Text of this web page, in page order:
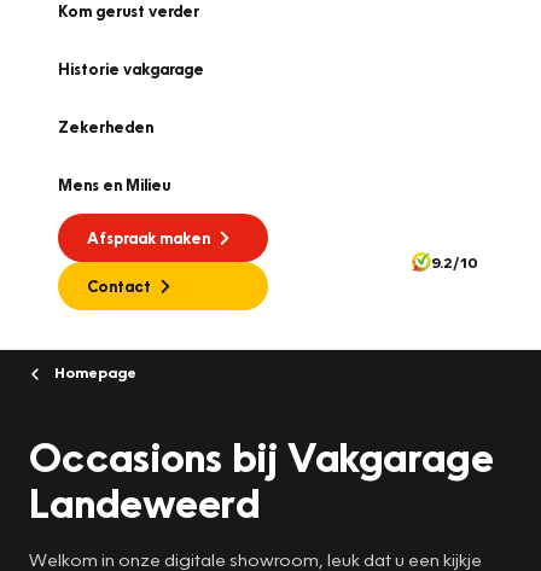
Kom gerust verder
Historie vakgarage
Zekerheden
Mens en Milieu
Afspraak maken
Contact
9.2/10
Homepage
Occasions bij Vakgarage
Landeweerd
Welkom in onze digitale showroom, leuk dat u een kijkje